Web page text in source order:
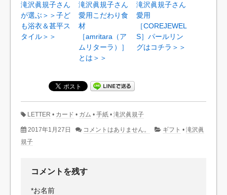
滝沢眞規子さん
が選ぶ＞＞子ど
も浴衣＆甚平ス
タイル＞＞
滝沢眞規子さん
愛用こだわり食
材
［amritara（ア
ムリターラ）］
とは＞＞
滝沢眞規子さん
愛用
［COREJEWEL
S］パールリン
グはコチラ＞＞
LETTER • カード • ガム • 手紙 • 滝沢眞規子
2017年1月27日 コメントはありません。 ギフト •滝沢眞
規子
コメントを残す
*お名前